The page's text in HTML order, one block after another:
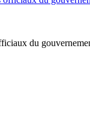
du